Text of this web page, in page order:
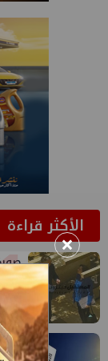
الأكثر قراءة
×